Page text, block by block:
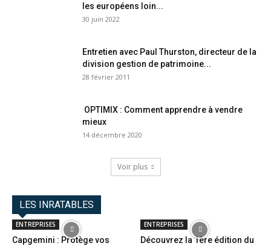
les européens loin...
30 juin 2022
Entretien avec Paul Thurston, directeur de la
division gestion de patrimoine...
28 février 2011
OPTIMIX : Comment apprendre à vendre
mieux
14 décembre 2020
Voir plus
LES INRATABLES
ENTREPRISES
Capgemini : Protège vos
ENTREPRISES
Découvrez la 1ère édition du